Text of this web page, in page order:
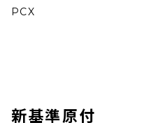
PCX
新基準原付